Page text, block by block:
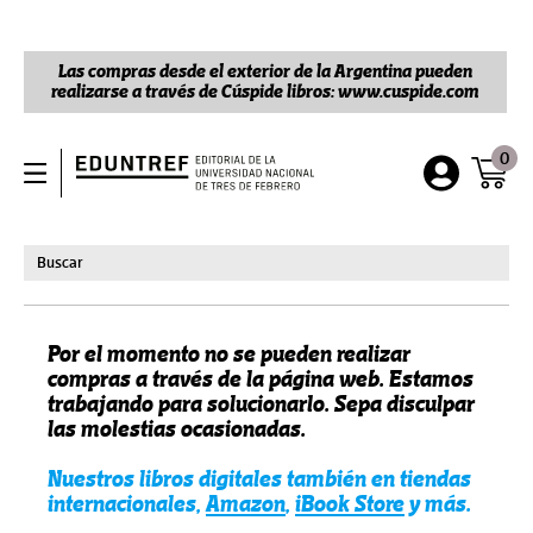
Las compras desde el exterior de la Argentina pueden
realizarse a través de Cúspide libros: www.cuspide.com
0
Por el momento no se pueden realizar
compras a través de la página web. Estamos
trabajando para solucionarlo. Sepa disculpar
las molestias ocasionadas.
Nuestros libros digitales también en tiendas
internacionales, Amazon, iBook Storey más.